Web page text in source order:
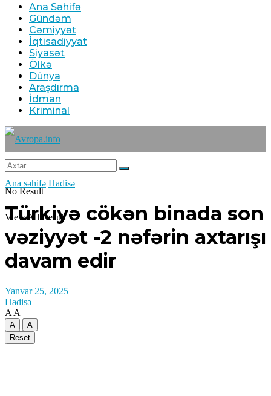
Ana Səhifə
Gündəm
Cəmiyyət
İqtisadiyyat
Siyasət
Ölkə
Dünya
Araşdırma
İdman
Kriminal
No Result
View All Result
Ana səhifə Hadisə
Türkiyə cökən binada son
vəziyyət -2 nəfərin axtarışı
davam edir
Yanvar 25, 2025
Hadisə
A A
A
A
Reset